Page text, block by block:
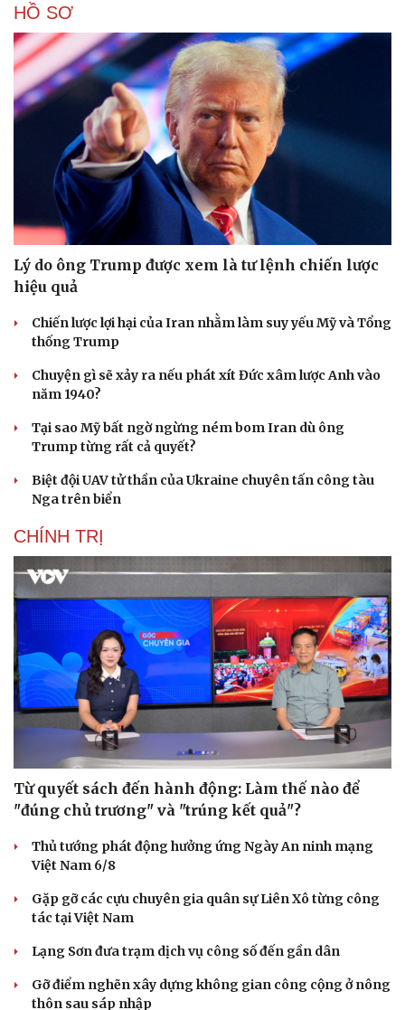
HỒ SƠ
Lý do ông Trump được xem là tư lệnh chiến lược
hiệu quả
Chiến lược lợi hại của Iran nhằm làm suy yếu Mỹ và Tổng
thống Trump
Chuyện gì sẽ xảy ra nếu phát xít Đức xâm lược Anh vào
năm 1940?
Tại sao Mỹ bất ngờ ngừng ném bom Iran dù ông
Trump từng rất cả quyết?
Biệt đội UAV tử thần của Ukraine chuyên tấn công tàu
Nga trên biển
CHÍNH TRỊ
Từ quyết sách đến hành động: Làm thế nào để
"đúng chủ trương" và "trúng kết quả"?
Thủ tướng phát động hưởng ứng Ngày An ninh mạng
Việt Nam 6/8
Gặp gỡ các cựu chuyên gia quân sự Liên Xô từng công
tác tại Việt Nam
Lạng Sơn đưa trạm dịch vụ công số đến gần dân
Gỡ điểm nghẽn xây dựng không gian công cộng ở nông
thôn sau sáp nhập